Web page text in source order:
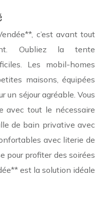
c’est avant tout
Oubliez la tente
Les mobil-homes
maisons, équipées
un séjour agréable. Vous
avec tout le nécessaire
de bain privative avec
avec literie de
pour profiter des soirées
est la solution idéale